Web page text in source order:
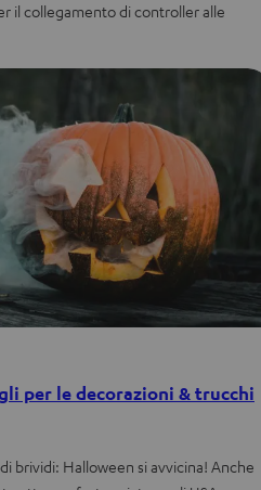
il collegamento di controller alle
per le decorazioni & trucchi
brividi: Halloween si avvicina! Anche